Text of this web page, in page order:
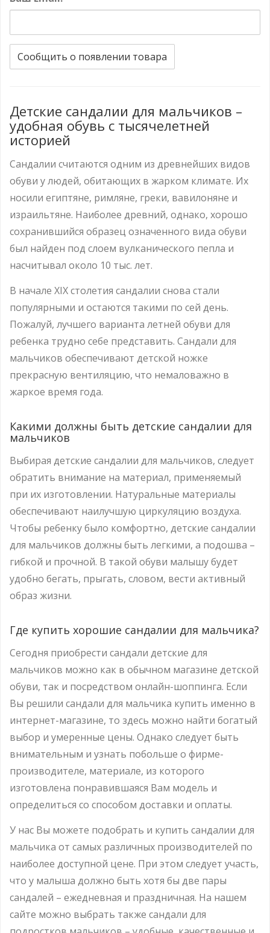
Сообщить о появлении товара
Детские сандалии для мальчиков –
удобная обувь с тысячелетней
историей
Сандалии считаются одним из древнейших видов
обуви у людей, обитающих в жарком климате. Их
носили египтяне, римляне, греки, вавилоняне и
израильтяне. Наиболее древний, однако, хорошо
сохранившийся образец означенного вида обуви
был найден под слоем вулканического пепла и
насчитывал около 10 тыс. лет.
В начале ХІХ столетия сандалии снова стали
популярными и остаются такими по сей день.
Пожалуй, лучшего варианта летней обуви для
ребенка трудно себе представить. Сандали для
мальчиков обеспечивают детской ножке
прекрасную вентиляцию, что немаловажно в
жаркое время года.
Какими должны быть детские сандалии для
мальчиков
Выбирая детские сандалии для мальчиков, следует
обратить внимание на материал, применяемый
при их изготовлении. Натуральные материалы
обеспечивают наилучшую циркуляцию воздуха.
Чтобы ребенку было комфортно, детские сандалии
для мальчиков должны быть легкими, а подошва –
гибкой и прочной. В такой обуви малышу будет
удобно бегать, прыгать, словом, вести активный
образ жизни.
Где купить хорошие сандалии для мальчика?
Сегодня приобрести сандали детские для
мальчиков можно как в обычном магазине детской
обуви, так и посредством онлайн-шоппинга. Если
Вы решили сандали для мальчика купить именно в
интернет-магазине, то здесь можно найти богатый
выбор и умеренные цены. Однако следует быть
внимательным и узнать побольше о фирме-
производителе, материале, из которого
изготовлена понравившаяся Вам модель и
определиться со способом доставки и оплаты.
У нас Вы можете подобрать и купить сандалии для
мальчика от самых различных производителей по
наиболее доступной цене. При этом следует участь,
что у малыша должно быть хотя бы две пары
сандалей – ежедневная и праздничная. На нашем
сайте можно выбрать также сандали для